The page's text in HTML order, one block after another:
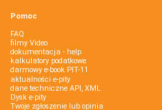
Pomoc
FAQ
filmy Video
dokumentacja - help
kalkulatory podatkowe
darmowy e-book PIT-11
aktualności e-pity
dane techniczne API, XML
Dysk e-pity
Twoje zgłoszenie lub opinia